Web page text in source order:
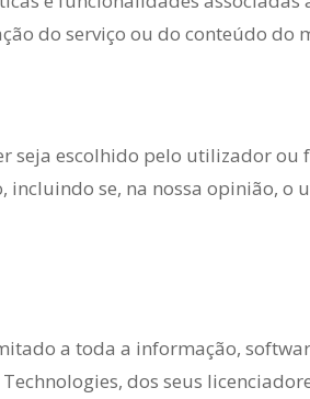
do serviço ou do conteúdo do
seja escolhido pelo utilizador ou
se, na nossa opinião, o
a toda a informação,
dos seus